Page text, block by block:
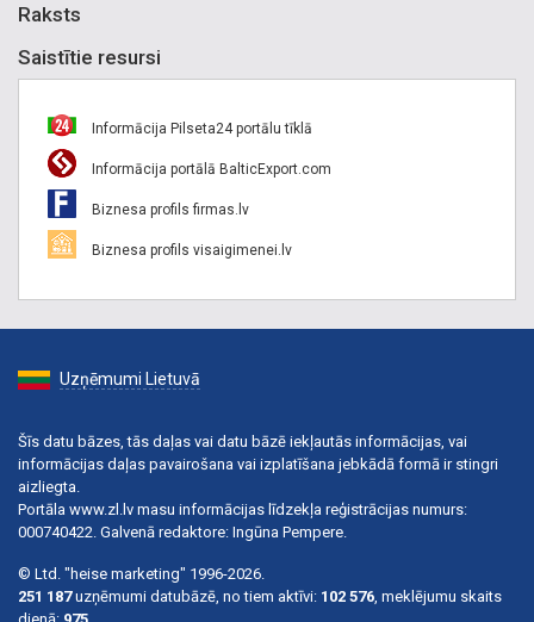
Raksts
Saistītie resursi
Informācija Pilseta24 portālu tīklā
Informācija portālā BalticExport.com
Biznesa profils firmas.lv
Biznesa profils visaigimenei.lv
Uzņēmumi Lietuvā
Šīs datu bāzes, tās daļas vai datu bāzē iekļautās informācijas, vai
informācijas daļas pavairošana vai izplatīšana jebkādā formā ir stingri
aizliegta.
Portāla www.zl.lv masu informācijas līdzekļa reģistrācijas numurs:
000740422. Galvenā redaktore: Ingūna Pempere.
© Ltd. "heise marketing" 1996-2026.
251 187uzņēmumi datubāzē, no tiem aktīvi: 102 576 , meklējumu skaits
dienā: 975